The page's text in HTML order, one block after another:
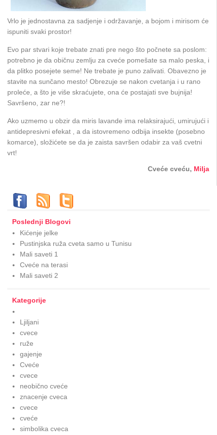
Vrlo je jednostavna za sadjenje i održavanje, a bojom i mirisom će
ispuniti svaki prostor!
Evo par stvari koje trebate znati pre nego što počnete sa poslom:
potrebno je da običnu zemlju za cveće pomešate sa malo peska, i
da plitko posejete seme! Ne trebate je puno zalivati. Obavezno je
stavite na sunčano mesto! Obrezuje se nakon cvetanja i u rano
proleće, a što je više skraćujete, ona će postajati sve bujnija!
Savršeno, zar ne?!
Ako uzmemo u obzir da miris lavande ima relaksirajući, umirujući i
antidepresivni efekat , a da istovremeno odbija insekte (posebno
komarce), složićete se da je zaista savršen odabir za vaš cvetni
vrt!
Cveće cveću, Milja
Poslednji Blogovi
Kićenje jelke
Pustinjska ruža cveta samo u Tunisu
Mali saveti 1
Cveće na terasi
Mali saveti 2
Kategorije
Ljiljani
cvece
ruže
gajenje
Cveće
cvece
neobično cveće
znacenje cveca
cvece
cveće
simbolika cveca